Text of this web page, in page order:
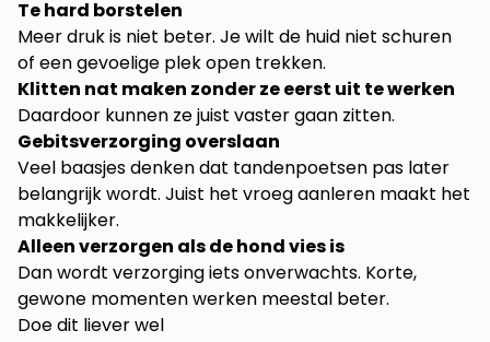
Te hard borstelen
Meer druk is niet beter. Je wilt de huid niet schuren
of een gevoelige plek open trekken.
Klitten nat maken zonder ze eerst uit te werken
Daardoor kunnen ze juist vaster gaan zitten.
Gebitsverzorging overslaan
Veel baasjes denken dat tandenpoetsen pas later
belangrijk wordt. Juist het vroeg aanleren maakt het
makkelijker.
Alleen verzorgen als de hond vies is
Dan wordt verzorging iets onverwachts. Korte,
gewone momenten werken meestal beter.
Doe dit liever wel